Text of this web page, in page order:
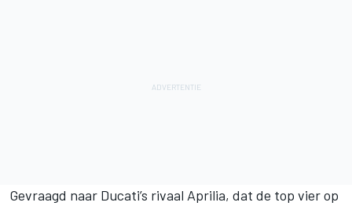
Gevraagd naar Ducati’s rivaal Aprilia, dat de top vier op